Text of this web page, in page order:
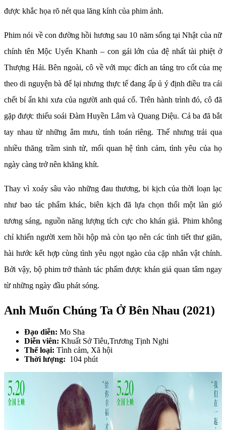
được khắc họa rõ nét qua lăng kính của phim ảnh.
Phim nói về con đường hồi hương sau 10 năm sống tại Nhật của nữ
chính tên Mộc Uyển Khanh – con gái lớn của đệ nhất tài phiệt ở
Thượng Hải. Bên ngoài, cô về với mục đích an táng tro cốt của mẹ
theo di nguyện bà để lại nhưng thực tế đang ấp ủ ý định điều tra cái
chết bí ẩn khi xưa của người anh quá cố. Trên hành trình đó, cô đã
gặp được thiếu soái Đàm Huyền Lâm và Quang Diệu. Cả ba đã bắt
tay nhau từ những âm mưu, tính toán riêng. Thế nhưng trải qua
nhiều thăng trầm sinh tử, mối quan hệ tình cảm, tình yêu của họ
ngày càng trở nên khăng khít.
Thay vì xoáy sâu vào những đau thương, bi kịch của thời loạn lạc
như bao tác phẩm khác, biên kịch đã lựa chọn thổi một làn gió
tương sáng, nguồn năng lượng tích cực cho khán giả. Phim không
chỉ khiến người xem hồi hộp mà còn tạo nên các tình tiết thư giãn,
hài hước kết hợp cùng tình yêu ngọt ngào của cặp nhân vật chính.
Bởi vậy, bộ phim trở thành tác phẩm được khán giả quan tâm ngay
từ những ngày đầu phát sóng.
Anh Muốn Chúng Ta Ở Bên Nhau (2021)
Đạo diễn: Mo Sha
Diễn viên: Khuất Sở Tiêu,Trương Tịnh Nghi
Thể loại: Tình cảm, Xã hội
Thời lượng: 104 phút